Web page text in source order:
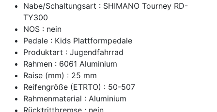
Nabe/Schaltungsart : SHIMANO Tourney RD-
TY300
NOS : nein
Pedale : Kids Plattformpedale
Produktart : Jugendfahrrad
Rahmen : 6061 Aluminium
Raise (mm) : 25 mm
Reifengröße (ETRTO) : 50-507
Rahmenmaterial : Aluminium
Rücktrittbremse : nein